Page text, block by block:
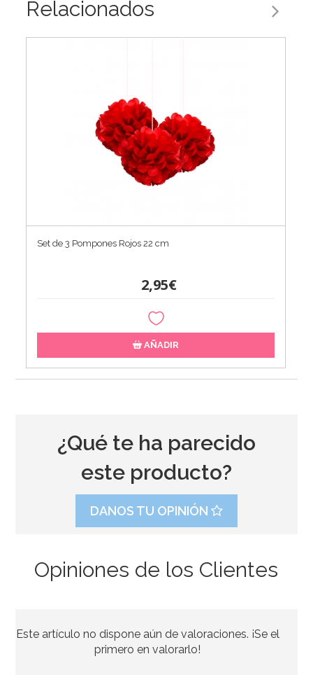
Relacionados
Set de 3 Pompones Rojos 22 cm
2,95€
AÑADIR
11,95€
¿Qué te ha parecido
este producto?
DANOS TU OPINIÓN
Opiniones de los Clientes
Este artículo no dispone aún de valoraciones. ¡Se el
primero en valorarlo!